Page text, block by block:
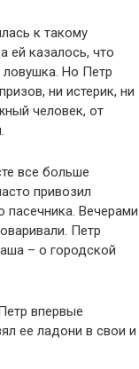
к такому
ей казалось, что
Но Петр
ни истерик, ни
человек, от
все больше
привозил
Вечерами
Петр
– о городской
впервые
ее ладони в свои и